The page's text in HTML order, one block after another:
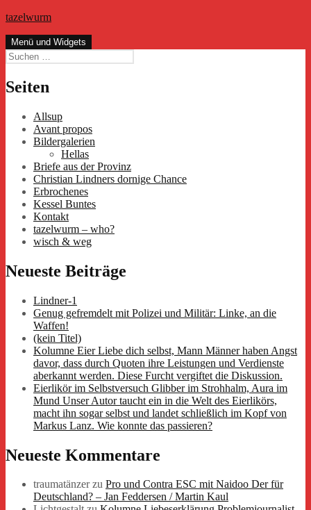
Zum
springen
tazelwurm
Menü und Widgets
Suchen
nach:
Seiten
Allsup
Avant propos
Bildergalerien
Hellas
Briefe aus der Provinz
Christian Lindners dornige Chance
Erbrochenes
Kessel Buntes
Kontakt
tazelwurm – who?
wisch & weg
Neueste Beiträge
Lindner-1
Genug gefremdelt mit Polizei und Militär: Linke, an die
Waffen!
(kein Titel)
Kolumne Eier Liebe dich selbst, Mann Männer haben Angst
davor, dass durch Quoten ihre Leistungen und Verdienste
aberkannt werden. Diese Furcht vergiftet die Diskussion.
Eierlikör im Selbstversuch Glibber im Strohhalm, Aura im
Mund Unser Autor taucht ein in die Welt des Eierlikörs,
macht ihn sogar selbst und landet schließlich im Kopf von
Markus Lanz. Wie konnte das passieren?
Neueste Kommentare
traumatänzerzu Pro und Contra ESC mit Naidoo Der für
Deutschland? – Jan Feddersen / Martin Kaul